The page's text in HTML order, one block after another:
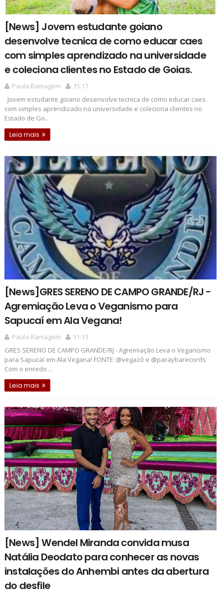
[News] Jovem estudante goiano
desenvolve tecnica de como educar caes
com simples aprendizado na universidade
e coleciona clientes no Estado de Goias.
Paula Ramagem
15:17
Jovem estudante goiano desenvolve tecnica de como educar caes
com simples aprendizado na universidade e coleciona clientes no
Estado de Go...
Leia mais
[News]GRES SERENO DE CAMPO GRANDE/RJ -
Agremiação Leva o Veganismo para
Sapucaí em Ala Vegana!
Paula Ramagem
11:13
GRES SERENO DE CAMPO GRANDE/RJ - Agremiação Leva o Veganismo
para Sapucaí em Ala Vegana! FONTE: @vegazô e @paraybarecords
Com o enredo ...
Leia mais
[News] Wendel Miranda convida musa
Natália Deodato para conhecer as novas
instalações do Anhembi antes da abertura
do desfile